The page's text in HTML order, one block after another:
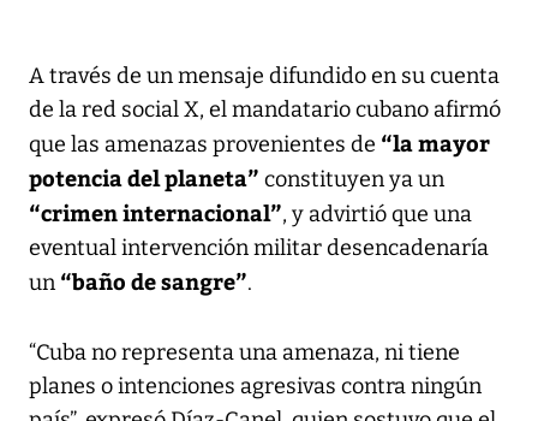
A través de un mensaje difundido en su cuenta
de la red social X, el mandatario cubano afirmó
que las amenazas provenientes de “la mayor
potencia del planeta” constituyen ya un
“crimen internacional”, y advirtió que una
eventual intervención militar desencadenaría
un “baño de sangre”.
“Cuba no representa una amenaza, ni tiene
planes o intenciones agresivas contra ningún